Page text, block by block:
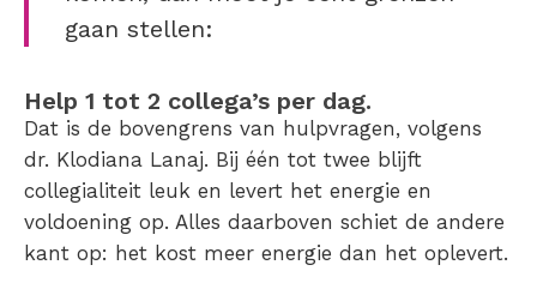
gaan stellen:
Help 1 tot 2 collega’s per dag.
Dat is de bovengrens van hulpvragen, volgens
dr. Klodiana Lanaj. Bij één tot twee blijft
collegialiteit leuk en levert het energie en
voldoening op. Alles daarboven schiet de andere
kant op: het kost meer energie dan het oplevert.